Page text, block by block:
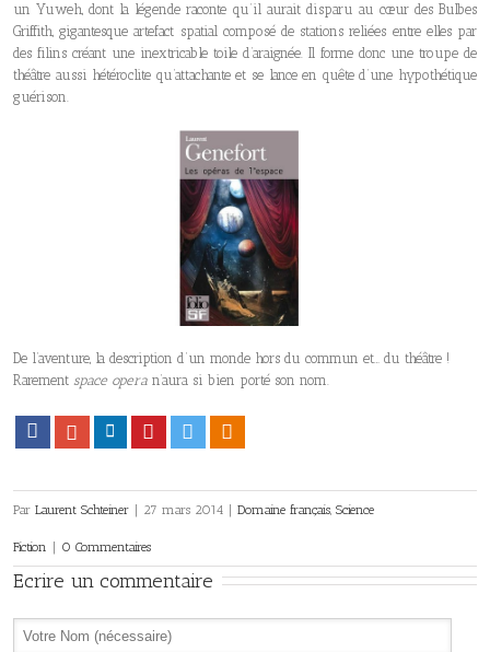
un Yuweh, dont la légende raconte qu’il aurait disparu au cœur des Bulbes
Griffith, gigantesque artefact spatial composé de stations reliées entre elles par
des filins créant une inextricable toile d’araignée. Il forme donc une troupe de
théâtre aussi hétéroclite qu’attachante et se lance en quête d’une hypothétique
guérison.
De l’aventure, la description d’un monde hors du commun et… du théâtre !
Rarement space opera n’aura si bien porté son nom.
Facebook Google+
Par Laurent Schteiner 27 mars 2014 Domaine français, Science
Fiction 0 Commentaires
Ecrire un commentaire